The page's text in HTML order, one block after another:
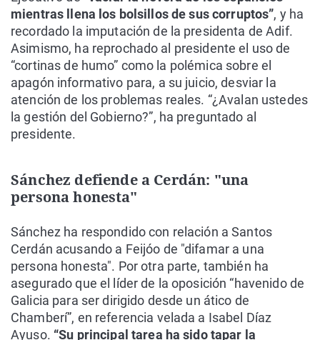
mientras llena los bolsillos de sus corruptos”, y ha
recordado la imputación de la presidenta de Adif.
Asimismo, ha reprochado al presidente el uso de
“cortinas de humo” como la polémica sobre el
apagón informativo para, a su juicio, desviar la
atención de los problemas reales. “¿Avalan ustedes
la gestión del Gobierno?”, ha preguntado al
presidente.
Sánchez defiende a Cerdán: "una
persona honesta"
Sánchez ha respondido con relación a Santos
Cerdán acusando a Feijóo de "difamar a una
persona honesta". Por otra parte, también ha
asegurado que el líder de la oposición “havenido de
Galicia para ser dirigido desde un ático de
Chamberí”, en referencia velada a Isabel Díaz
Ayuso. “Su principal tarea ha sido tapar la